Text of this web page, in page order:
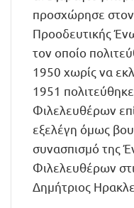
προσχώρησε στον
Προοδευτικής
τον οποίο
1950 χωρίς να
1951
Φιλελευθέρων
εξελέγη όμως
συνασπισμό της
Φιλελευθέρων
Δημήτριος